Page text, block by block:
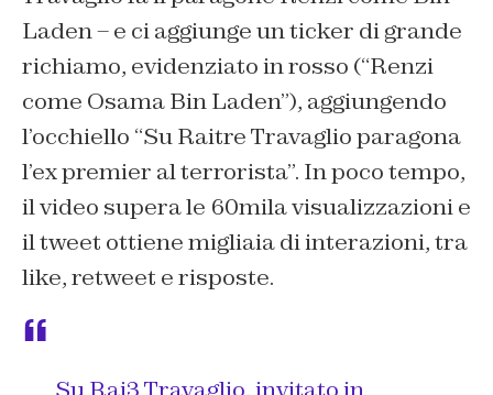
Laden – e ci aggiunge un ticker di grande
richiamo, evidenziato in rosso (“Renzi
come Osama Bin Laden”), aggiungendo
l’occhiello “Su Raitre Travaglio paragona
l’ex premier al terrorista”. In poco tempo,
il video supera le 60mila visualizzazioni e
il tweet ottiene migliaia di interazioni, tra
like, retweet e risposte.